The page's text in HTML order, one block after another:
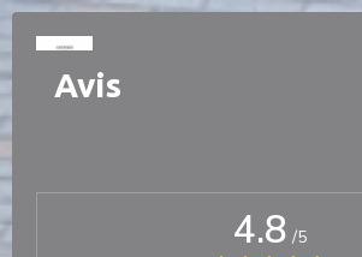
Personnalisation de vos choix en matière
Avis
4.8 /5